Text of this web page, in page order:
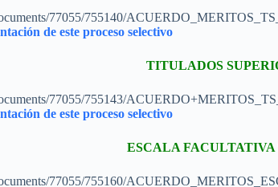
77055/755140/
de este proceso selectivo
TITULADOS
77055/755143/
de este proceso selectivo
ESCALA
77055/755160/